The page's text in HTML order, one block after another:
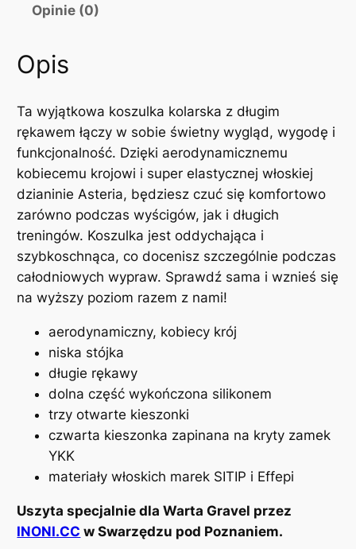
k
k
o
l
a
r
s
k
a
d
ł
a
m
Opinie (0)
Opis
Ta wyjątkowa koszulka kolarska z długim
rękawem łączy w sobie świetny wygląd, wygodę i
funkcjonalność. Dzięki aerodynamicznemu
kobiecemu krojowi i super elastycznej włoskiej
dzianinie Asteria, będziesz czuć się komfortowo
zarówno podczas wyścigów, jak i długich
treningów. Koszulka jest oddychająca i
szybkoschnąca, co docenisz szczególnie podczas
całodniowych wypraw. Sprawdź sama i wznieś się
na wyższy poziom razem z nami!
aerodynamiczny, kobiecy krój
niska stójka
długie rękawy
dolna część wykończona silikonem
trzy otwarte kieszonki
czwarta kieszonka zapinana na kryty zamek
YKK
materiały włoskich marek SITIP i Effepi
Uszyta specjalnie dla Warta Gravel przez
INONI.CC w Swarzędzu pod Poznaniem.